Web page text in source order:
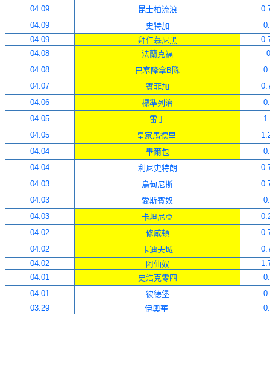
04.09 昆士柏流浪
04.09 史特加
04.09 拜仁慕尼黑
04.08 法蘭克福
0
04.08 巴塞隆拿B隊
04.07 賓菲加
04.06 標準列治
04.05 雷丁
04.05 皇家馬德里
04.04 畢爾包
04.04 利尼史特朗 0.
04.03 烏甸尼斯
04.03 愛斯賓奴
04.03 卡坦尼亞
04.02 修咸頓
04.02 卡迪夫城
04.02 阿仙奴
04.01 史浩克零四
04.01 彼德堡
03.29 伊奧華